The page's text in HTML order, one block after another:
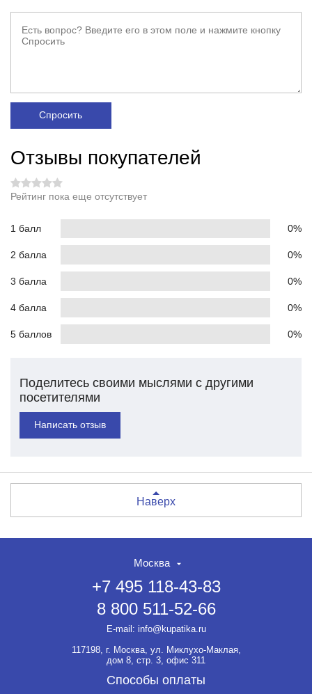
Спросить
Отзывы покупателей
Рейтинг пока еще отсутствует
1 балл 0%
2 балла 0%
3 балла 0%
4 балла 0%
5 баллов 0%
Поделитесь своими мыслями с другими
посетителями
Написать отзыв
Наверх
Москва
+7 495 118-43-83
8 800 511-52-66
E-mail: info@kupatika.ru
117198, г. Москва, ул. Миклухо-Маклая,
дом 8, стр. 3, офис 311
Способы оплаты